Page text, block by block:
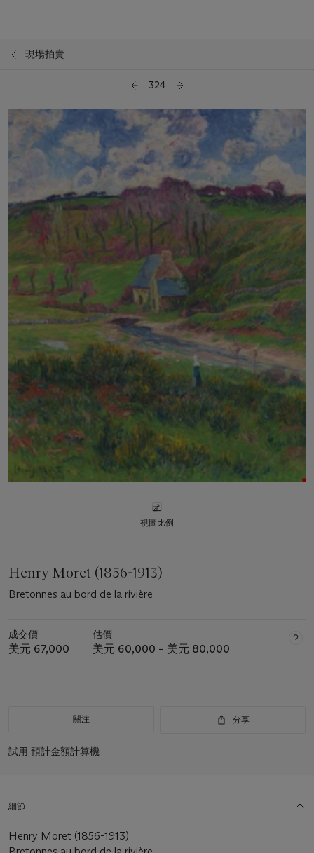
現場拍賣
324
視圖比例
Henry Moret (1856-1913)
Bretonnes au bord de la rivière
成交價
美元 67,000
估價
美元 60,000 – 美元 80,000
關注 分享
試用 預計金額計算機
細節
Henry Moret (1856-1913)